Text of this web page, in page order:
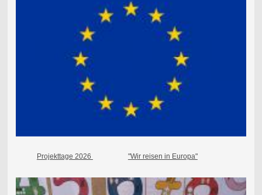
Projekttage 2026 "Wir reisen in Europa"